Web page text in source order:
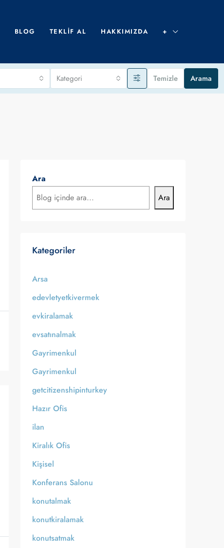
BLOG TEKLIF AL HAKKIMIZDA +
Kategori Temizle Arama
Ara
Ara
Kategoriler
Arsa
edevletyetkivermek
evkiralamak
evsatınalmak
Gayrimenkul
Gayrimenkul
getcitizenshipinturkey
Hazır Ofis
ilan
Kiralık Ofis
Kişisel
Konferans Salonu
konutalmak
konutkiralamak
konutsatmak